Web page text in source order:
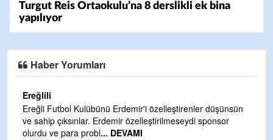
Turgut Reis Ortaokulu’na 8 derslikli ek bina
yapılıyor
Haber Yorumları
Ereğlili
Ereğli Futbol Kulübünü Erdemir'i özelleştirenler düşünsün
ve sahip çıksınlar. Erdemir özelleştirilmeseydi sponsor
olurdu ve para probl... DEVAMI